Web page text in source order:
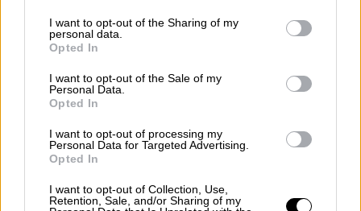
not limited to your visit or usage behaviour. You may click to
grant or deny consent to Google and its third-party tags to
use your data for below specified purposes in below Google
consent section.
I want to opt-out of the Sharing of my
personal data.
Opted In
I want to opt-out of the Sale of my
Personal Data.
Opted In
I want to opt-out of processing my
Personal Data for Targeted Advertising.
Opted In
I want to opt-out of Collection, Use,
Retention, Sale, and/or Sharing of my
αφού χάνεται η δυναμική των κυρώσεων
και φυσικά δύσκολα θα πείσει τους
εταίρους, ό,τι δεν μπορεί να αποδεχθεί
διάλογο για όλα τα θέματα που βάζει
σκοπίμως η Άγκυρα.
Η Τουρκία να ανακοινώσει νέα Navtex,
πριν την Σύνοδο Κορυφής της ΕΕ, να τις
επώδυνες, να συνεχίσει τις παράνομες